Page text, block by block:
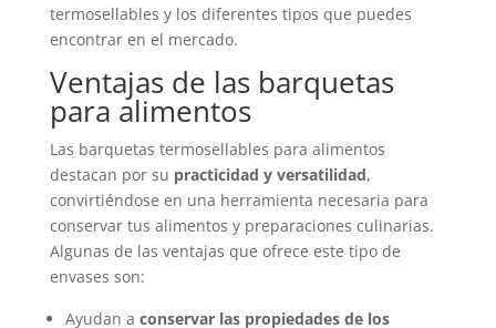
termosellables y los diferentes tipos que puedes
encontrar en el mercado.
Ventajas de las barquetas
para alimentos
Las barquetas termosellables para alimentos
destacan por su practicidad y versatilidad,
convirtiéndose en una herramienta necesaria para
conservar tus alimentos y preparaciones culinarias.
Algunas de las ventajas que ofrece este tipo de
envases son:
Ayudan a conservar las propiedades de los